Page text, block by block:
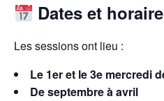
Dates et
Les sessions ont lieu :
Le 1er et le 3e mercredi
De septembre à avril